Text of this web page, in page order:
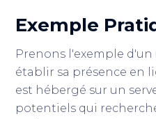
Exemple
Prenons l'exemple d'un
établir sa présence en
est hébergé sur un
potentiels qui